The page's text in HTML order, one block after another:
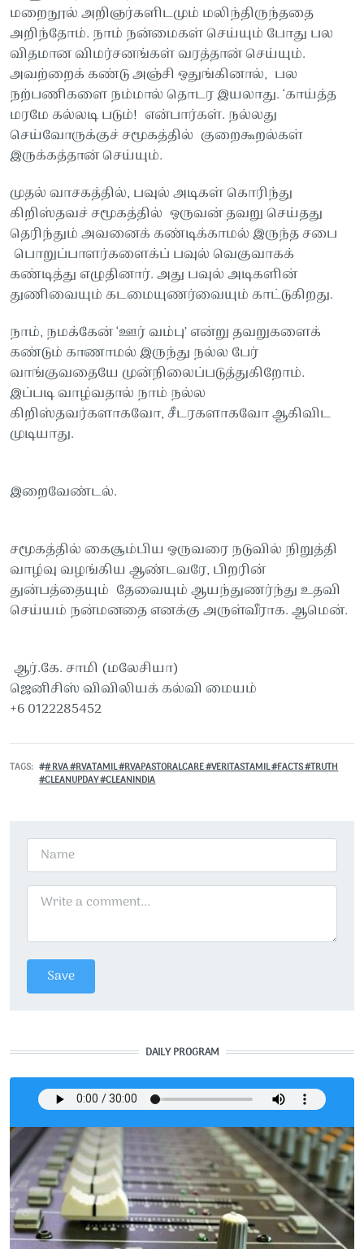
மறைநூல் அறிஞர்களிடமும் மலிந்திருந்ததை
அறிந்தோம். நாம் நன்மைகள் செய்யும் போது பல
விதமான விமர்சனங்கள் வரத்தான் செய்யும்.
அவற்றைக் கண்டு அஞ்சி ஒதுங்கினால், பல
நற்பணிகளை நம்மால் தொடர இயலாது. ‘காய்த்த
மரமே கல்லடி படும்! என்பார்கள். நல்லது
செய்வோருக்குச் சமூகத்தில் குறைகூறல்கள்
இருக்கத்தான் செய்யும்.
முதல் வாசகத்தில், பவுல் அடிகள் கொரிந்து
கிறிஸ்தவச் சமூகத்தில் ஒருவன் தவறு செய்தது
தெரிந்தும் அவனைக் கண்டிக்காமல் இருந்த சபை
பொறுப்பாளர்களைக்ப் பவுல் வெகுவாகக்
கண்டித்து எழுதினார். அது பவுல் அடிகளின்
துணிவையும் கடமையுணர்வையும் காட்டுகிறது.
நாம், நமக்கேன் ‘ஊர் வம்பு’ என்று தவறுகளைக்
கண்டும் காணாமல் இருந்து நல்ல பேர்
வாங்குவதையே முன்நிலைப்படுத்துகிறோம்.
இப்படி வாழ்வதால் நாம் நல்ல
கிறிஸ்தவர்களாகவோ, சீடரகளாகவோ ஆகிவிட
முடியாது.
இறைவேண்டல்.
சமூகத்தில் கைசூம்பிய ஒருவரை நடுவில் நிறுத்தி
வாழ்வு வழங்கிய ஆண்டவரே, பிறரின்
துன்பத்தையும் தேவையும் ஆயந்துணர்ந்து உதவி
செய்யம் நன்மனதை எனக்கு அருள்வீராக. ஆமென்.
ஆர்.கே. சாமி (மலேசியா)
ஜெனிசிஸ் விவிலியக் கல்வி மையம்
+6 0122285452
TAGS
# RVA #RVATAMIL #RVAPASTORALCARE #VERITASTAMIL #FACTS #TRUTH
#CLEANUPDAY #CLEANINDIA
DAILY PROGRAM